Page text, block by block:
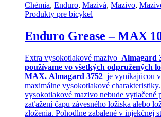
Chémia, Enduro, Mazivá, Mazivo,
Produkty pre bicykel
Enduro Grease – MAX
Extra vysokotlakové mazivo Almagard
používame vo všetkých odpružených
MAX. Almagard 3752 je vynikajúcou
maximálne vysokotlakové
vysokotlakové mazivo nebude vytlačené
zaťažení čapu závesného ložiska alebo
zloženia. Pohodlne zabalené v injekčnej